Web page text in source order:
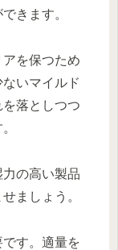
きます。
を保つため
いマイルド
落としつつ
の高い製品
ましょう。
す。適量を